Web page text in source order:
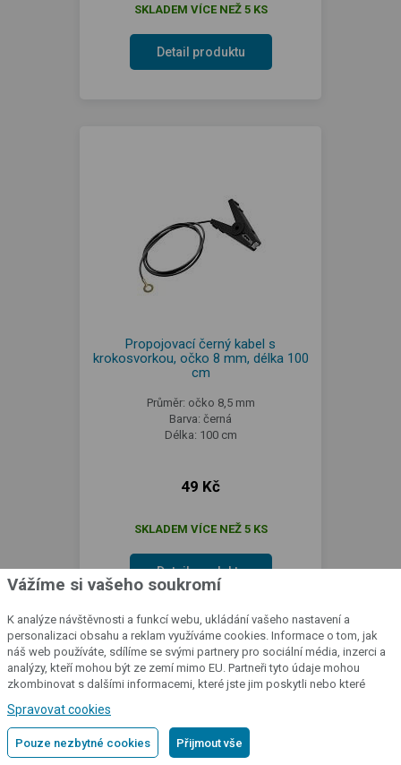
SKLADEM VÍCE NEŽ 5 KS
Detail produktu
Propojovací černý kabel s
krokosvorkou, očko 8 mm, délka 100
cm
Průměr: očko 8,5 mm
Barva: černá
Délka: 100 cm
49 Kč
SKLADEM VÍCE NEŽ 5 KS
Detail produktu
Vážíme si vašeho soukromí
K analýze návštěvnosti a funkcí webu, ukládání vašeho nastavení a
personalizaci obsahu a reklam využíváme cookies. Informace o tom, jak
náš web používáte, sdílíme se svými partnery pro sociální média, inzerci a
analýzy, kteří mohou být ze zemí mimo EU. Partneři tyto údaje mohou
zkombinovat s dalšími informacemi, které jste jim poskytli nebo které
Spravovat cookies
Pouze nezbytné cookies Přijmout vše